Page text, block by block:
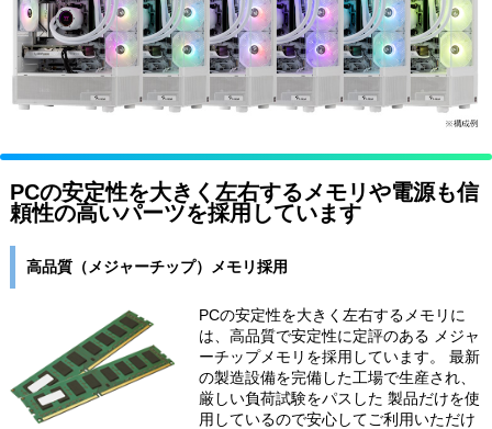
PCの安定性を大きく左右するメモリや電源も信
頼性の高いパーツを採用しています
高品質（メジャーチップ）メモリ採用
PCの安定性を大きく左右するメモリに
は、高品質で安定性に定評のある メジャ
ーチップメモリを採用しています。 最新
の製造設備を完備した工場で生産され、
厳しい負荷試験をパスした 製品だけを使
用しているので安心してご利用いただけ